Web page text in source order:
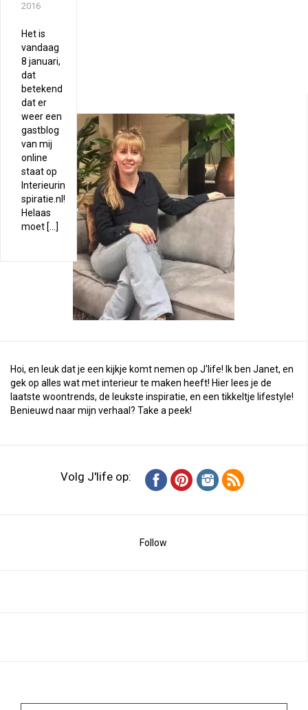
2016
Het is
vandaag
8 januari,
dat
betekend
dat er
weer een
gastblog
van mij
online
staat op
Interieurin
spiratie.nl!
Helaas
moet […]
Hoi, en leuk dat je een kijkje komt nemen op J'life! Ik ben Janet, en
gek op alles wat met interieur te maken heeft! Hier lees je de
laatste woontrends, de leukste inspiratie, en een tikkeltje lifestyle!
Benieuwd naar mijn verhaal? Take a peek!
Volg J'life op:
Follow